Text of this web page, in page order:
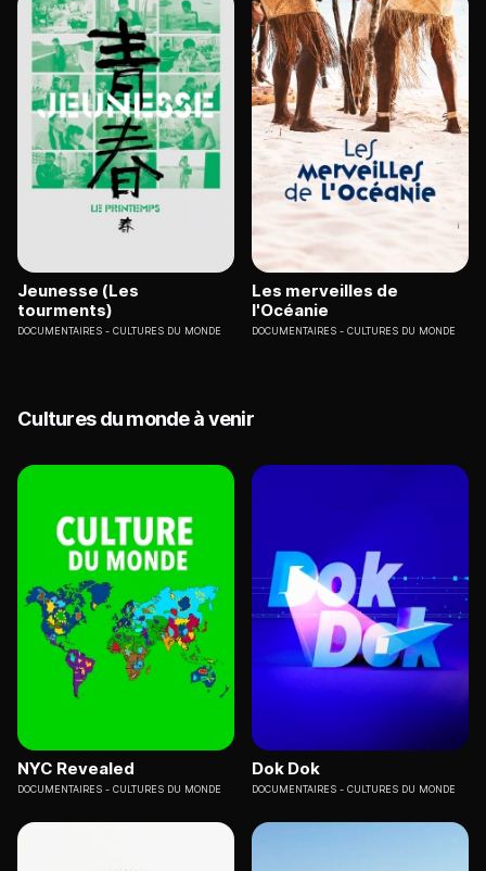
Jeunesse (Les
tourments)
DOCUMENTAIRES CULTURES DU MONDE
Les merveilles de
l'Océanie
DOCUMENTAIRES CULTURES DU MONDE
Cultures du monde à venir
NYC Revealed
DOCUMENTAIRES CULTURES DU MONDE
Dok Dok
DOCUMENTAIRES CULTURES DU MONDE